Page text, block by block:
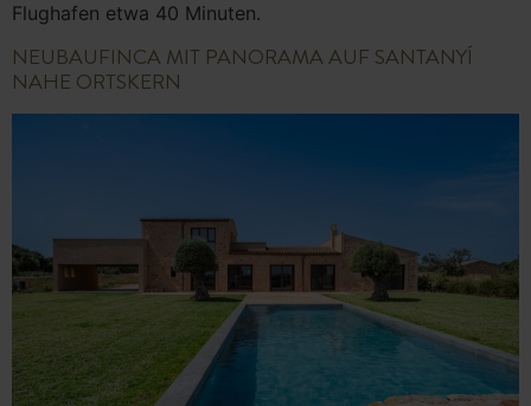
Flughafen etwa 40 Minuten.
NEUBAUFINCA MIT PANORAMA AUF SANTANYÍ
NAHE ORTSKERN